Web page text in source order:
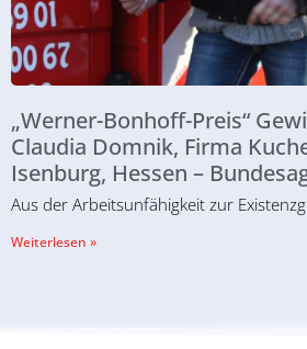
„Werner-Bonhoff-Preis“
Claudia Domnik, Firma
Isenburg, Hessen –
Aus der Arbeitsunfähigkeit zur
Weiterlesen »